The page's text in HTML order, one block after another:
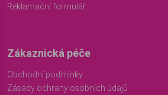
Reklamační formulář
Zákaznická péče
Obchodní podmínky
Zásady ochrany osobních údajů